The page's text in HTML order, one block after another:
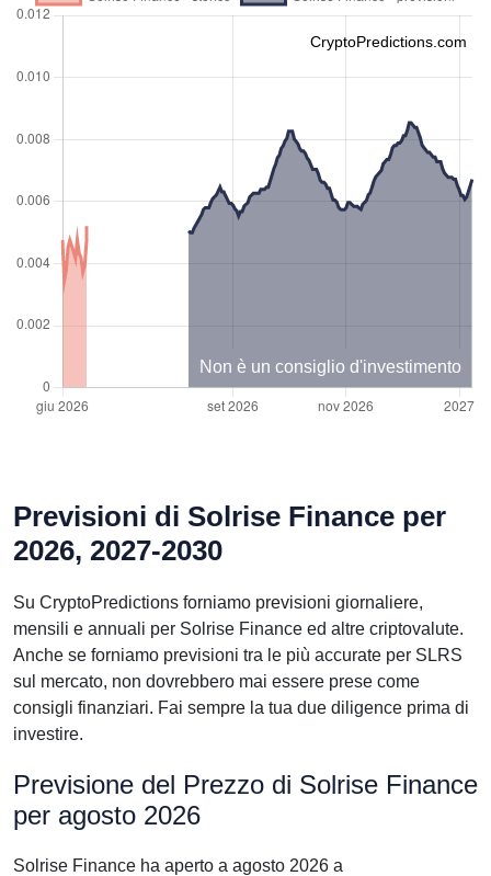
CryptoPredictions.com
Non è un consiglio d'investimento
Previsioni di Solrise Finance per
2026, 2027-2030
Su CryptoPredictions forniamo previsioni giornaliere,
mensili e annuali per Solrise Finance ed altre criptovalute.
Anche se forniamo previsioni tra le più accurate per SLRS
sul mercato, non dovrebbero mai essere prese come
consigli finanziari. Fai sempre la tua due diligence prima di
investire.
Previsione del Prezzo di Solrise Finance
per agosto 2026
Solrise Finance ha aperto a agosto 2026 a